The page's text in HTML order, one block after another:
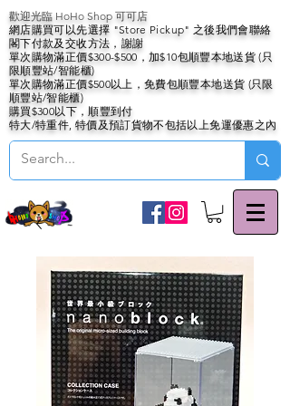
歡迎光臨 HoHo Shop 可可店
網店購買可以先選擇 "Store Pickup" 之後我們會聯絡
閣下付款及交收方法，謝謝
單次購物滿正價$300-$500，加$10包順豐本地送貨 (只
限順豐站/智能櫃)
單次購物滿正價$500以上，免費包順豐本地送貨 (只限
順豐站/智能櫃)
購買$300以下，順豐到付
特大/特重件, 特價及預訂貨物不包括以上免運優惠之內